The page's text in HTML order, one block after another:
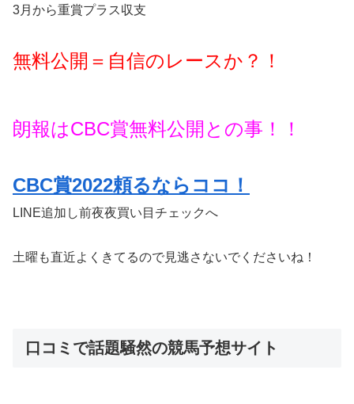
3月から重賞プラス収支
無料公開＝自信のレースか？！
朗報はCBC賞無料公開との事！！
CBC賞2022頼るならココ！
LINE追加し前夜夜買い目チェックへ
土曜も直近よくきてるので見逃さないでくださいね！
口コミで話題騒然の競馬予想サイト